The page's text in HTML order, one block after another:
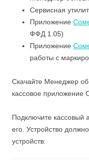
Сервисная
Приложение
ФФД 1.05)
Приложение
работы с
Скачайте Менеджер
кассовое приложение
Подключите кассовый
его. Устройство
устройств: